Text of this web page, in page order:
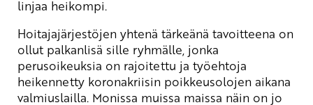
linjaa heikompi.
Hoitajajärjestöjen yhtenä tärkeänä tavoitteena on
ollut palkanlisä sille ryhmälle, jonka
perusoikeuksia on rajoitettu ja työehtoja
heikennetty koronakriisin poikkeusolojen aikana
valmiuslailla. Monissa muissa maissa näin on jo